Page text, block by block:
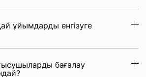
ұйымдарды енгізуге
бағалау